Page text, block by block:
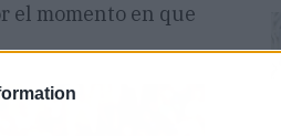
el momento en que